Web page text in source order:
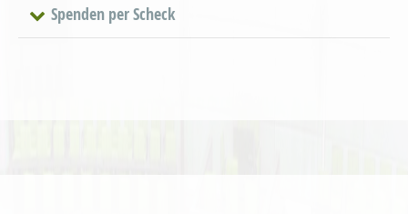
Spenden per Scheck